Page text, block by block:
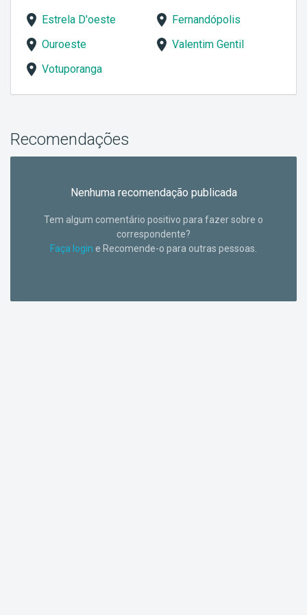
Estrela D'oeste
Fernandópolis
Ouroeste
Valentim Gentil
Votuporanga
Recomendações
Nenhuma recomendação publicada
Tem algum comentário positivo para fazer sobre o
correspondente?
Faça login e Recomende-o para outras pessoas.